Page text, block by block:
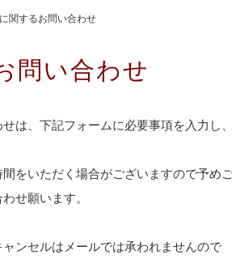
関するお問い合わせ
問い合わせ
は、下記フォームに必要事項を入力し
をいただく場合がございますので予めご
せ願います。
ンセルはメールでは承われませんので